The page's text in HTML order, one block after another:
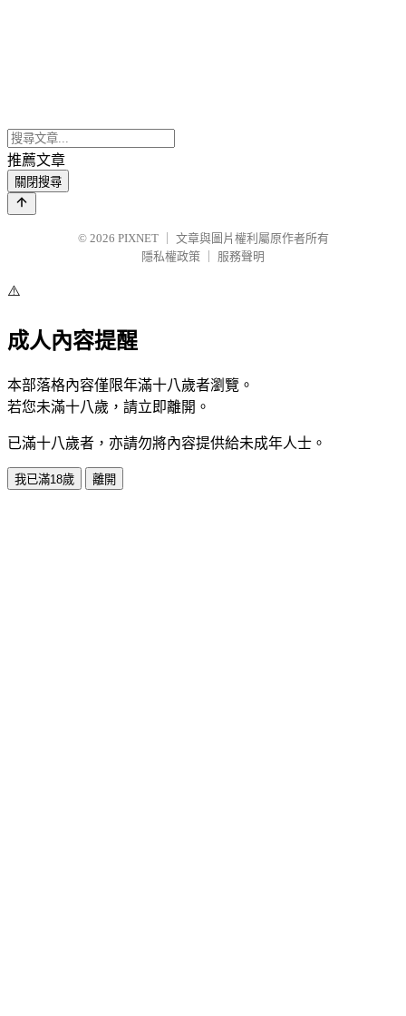
推薦文章
關閉搜尋
© 2026 PIXNET
文章與圖片權利屬原作者所有
隱私權政策
服務聲明
⚠️
成人內容提醒
本部落格內容僅限年滿十八歲者瀏覽。
若您未滿十八歲，請立即離開。
已滿十八歲者，亦請勿將內容提供給未成年人士。
我已滿18歲 離開